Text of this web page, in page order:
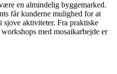
en almindelig byggemarked.
får kunderne mulighed for at
aktiviteter. Fra praktiske
med mosaikarbejde er